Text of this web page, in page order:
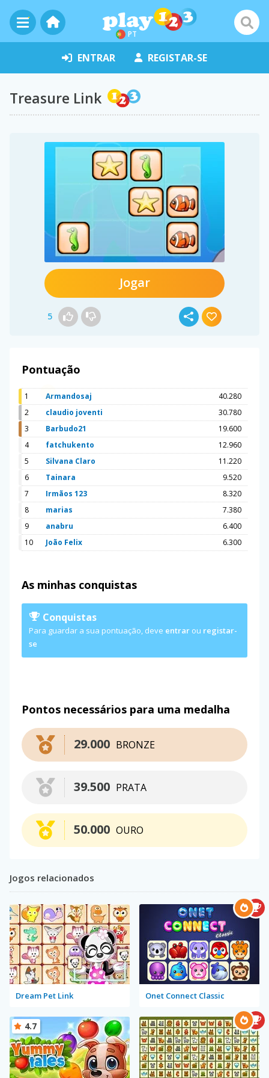
PT
ENTRAR REGISTAR-SE
Treasure Link
Jogar
5
Pontuação
1 Armandosaj
40.280
2
claudio joventi
30.780
3
Barbudo21
19.600
4
fatchukento
12.960
5
Silvana Claro
11.220
6
Tainara
9.520
7
Irmãos 123
8.320
8
marias
7.380
9
anabru
6.400
10
João Felix 6.300
As minhas conquistas
Conquistas
Para guardar a sua pontuação, deve entrar ou registar-
se
Pontos necessários para uma medalha
BRONZE
29.000
PRATA
39.500
OURO
50.000
Jogos relacionados
Dream Pet Link Onet Connect Classic
4.7